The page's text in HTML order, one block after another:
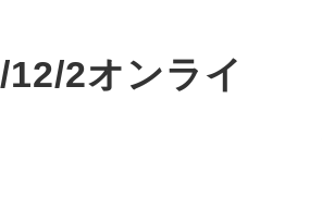
2オンライ